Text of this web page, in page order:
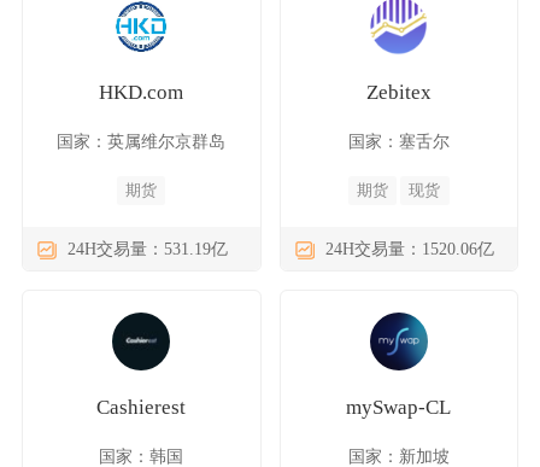
HKD.com
国家：英属维尔京群岛
期货
24H交易量：531.19亿
Zebitex
国家：塞舌尔
期货 现货
24H交易量：1520.06亿
Cashierest
国家：韩国
mySwap-CL
国家：新加坡